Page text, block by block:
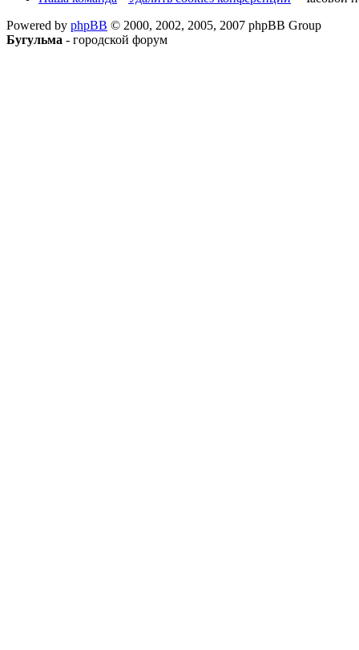
Powered by phpBB © 2000, 2002, 2005, 2007 phpBB Group
Бугульма - городской форум